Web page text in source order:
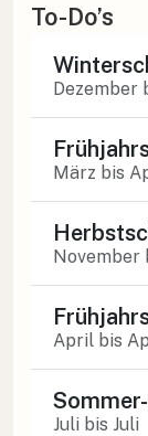
To-Do’s
Dezember
März bis
November
April bis
Juli bis Juli